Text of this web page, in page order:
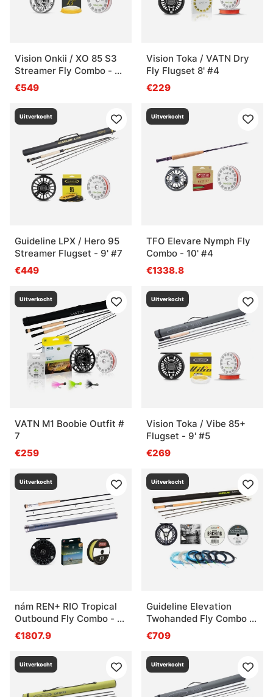
Vision Onkii / XO 85 S3
Streamer Fly Combo - 9'
#5
€549
Vision Toka / VATN Dry
Fly Flugset 8' #4
€229
Uitverkocht
Guideline LPX / Hero 95
Streamer Flugset - 9' #7
€449
Uitverkocht
TFO Elevare Nymph Fly
Combo - 10' #4
€1338.8
Uitverkocht
VATN M1 Boobie Outfit #
7
€259
Uitverkocht
Vision Toka / Vibe 85+
Flugset - 9' #5
€269
Uitverkocht
nám REN+ RIO Tropical
Outbound Fly Combo - 9'
#12
€1807.9
Uitverkocht
Guideline Elevation
Twohanded Fly Combo -
13' #8/9
€709
Uitverkocht Uitverkocht